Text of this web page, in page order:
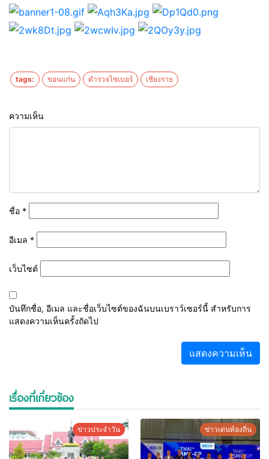
tags: ขอนแก่น ตำรวจไซเบอร์ เชียงราย
ความเห็น
ชื่อ *
อีเมล *
เว็บไซต์
บันทึกชื่อ, อีเมล และชื่อเว็บไซต์ของฉันบนเบราว์เซอร์นี้ สำหรับการ
แสดงความเห็นครั้งถัดไป
เรื่องที่เกี่ยวข้อง
ข่าวประจำวัน ข่าวเด่นท้องถิ่น